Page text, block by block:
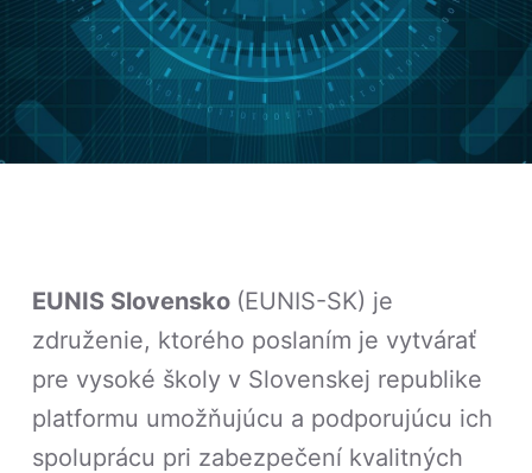
EUNIS Slovensko (EUNIS-SK) je
združenie, ktorého poslaním je vytvárať
pre vysoké školy v Slovenskej republike
platformu umožňujúcu a podporujúcu ich
spoluprácu pri zabezpečení kvalitných